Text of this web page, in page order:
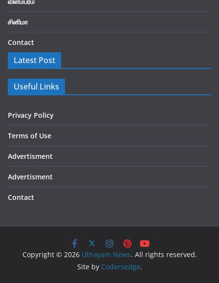
சினிமா
Contact
Latest Post
Useful Links
Privacy Policy
Terms of Use
Advertisment
Advertisment
Contact
Copyright © 2026 Uthayam News. All rights reserved.
Site by Codersedge.